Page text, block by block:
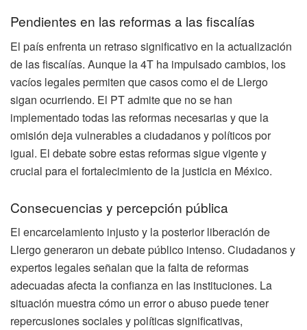
Pendientes en las reformas a las fiscalías
El país enfrenta un retraso significativo en la actualización
de las fiscalías. Aunque la 4T ha impulsado cambios, los
vacíos legales permiten que casos como el de Llergo
sigan ocurriendo. El PT admite que no se han
implementado todas las reformas necesarias y que la
omisión deja vulnerables a ciudadanos y políticos por
igual. El debate sobre estas reformas sigue vigente y
crucial para el fortalecimiento de la justicia en México.
Consecuencias y percepción pública
El encarcelamiento injusto y la posterior liberación de
Llergo generaron un debate público intenso. Ciudadanos y
expertos legales señalan que la falta de reformas
adecuadas afecta la confianza en las instituciones. La
situación muestra cómo un error o abuso puede tener
repercusiones sociales y políticas significativas,